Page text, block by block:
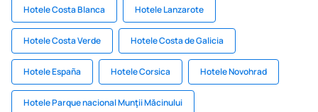
Hotele Costa Blanca Hotele Lanzarote
Hotele Costa Verde Hotele Costa de Galicia
Hotele España Hotele Corsica Hotele Novohrad
Hotele Parque nacional Munţii Măcinului